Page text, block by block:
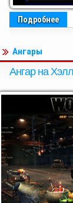
Подробнее
Ангары
Ангар на